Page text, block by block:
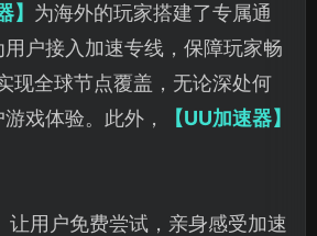
】 为海外的玩家搭建了专属通
户接入加速专线，保障玩家畅
现全球节点覆盖，无论深处何
戏体验。此外，
【UU加速器】
让用户免费尝试，亲身感受加速